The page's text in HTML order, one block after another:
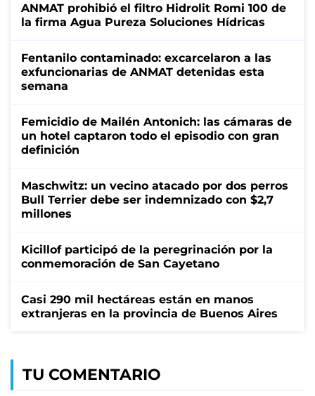
ANMAT prohibió el filtro Hidrolit Romi 100 de
la firma Agua Pureza Soluciones Hídricas
Fentanilo contaminado: excarcelaron a las
exfuncionarias de ANMAT detenidas esta
semana
Femicidio de Mailén Antonich: las cámaras de
un hotel captaron todo el episodio con gran
definición
Maschwitz: un vecino atacado por dos perros
Bull Terrier debe ser indemnizado con $2,7
millones
Kicillof participó de la peregrinación por la
conmemoración de San Cayetano
Casi 290 mil hectáreas están en manos
extranjeras en la provincia de Buenos Aires
TU COMENTARIO